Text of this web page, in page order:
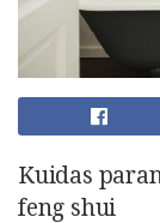
Kuidas
feng shui